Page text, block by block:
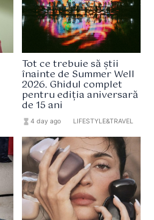
Tot ce trebuie să știi
înainte de Summer Well
2026. Ghidul complet
pentru ediția aniversară
de 15 ani
hourglass_full 4 day ago LIFESTYLE&TRAVEL